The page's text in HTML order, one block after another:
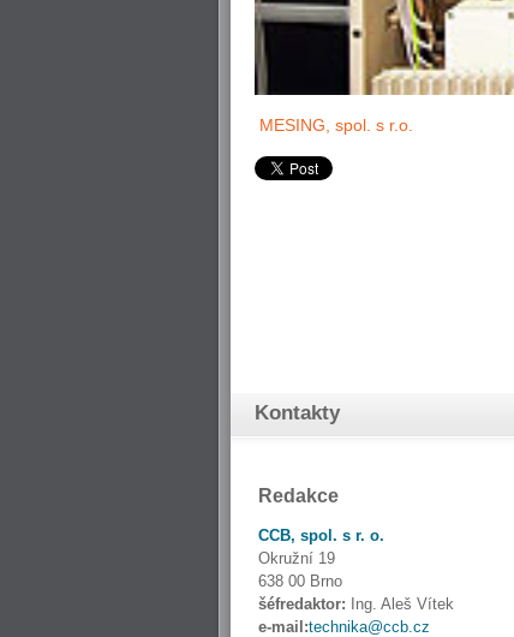
MESING, spol. s r.o.
Kontakty
Redakce
CCB, spol. s r. o.
Okružní 19
638 00 Brno
šéfredaktor: Ing. Aleš Vítek
e-mail:technika@ccb.cz